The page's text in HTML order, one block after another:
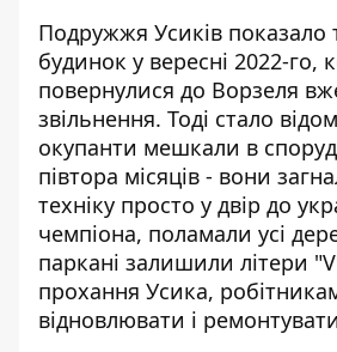
Подружжя Усиків показало
будинок у вересні 2022-го,
повернулися до Ворзеля
звільнення. Тоді стало
окупанти мешкали в
півтора місяців - вони
техніку просто у двір до
чемпіона, поламали усі
паркані залишили літери
прохання Усика,
відновлювати і